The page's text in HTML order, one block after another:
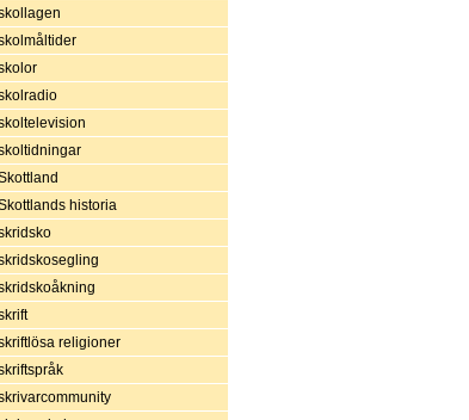
historia
religioner